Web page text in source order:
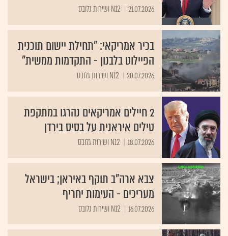
21.07.2026 N12 ושירות גלובס
בכיר אמריקאי: "תחילת יישום תוכנית
הפיילוט בלבנון - התקדמות ממשית"
20.07.2026 N12 ושירות גלובס
2 חיילים אמריקאים נהרגו במתקפת
טילים איראנית על בסיס בירדן
18.07.2026 N12 ושירות גלובס
צבא ארה"ב תוקף באיראן; בישראל
מעריכים - העימות יחריף
16.07.2026 N12 ושירות גלובס